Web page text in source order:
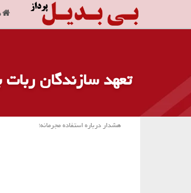
تعهد سازندگان
هشدار درباره استفاده مجرمانه؛